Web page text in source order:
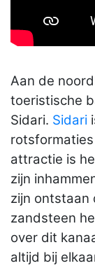
Aan de
toeristische
Sidari. Sidari
attractie is
zijn
zijn ontstaan
zandsteen
over dit
altijd bij